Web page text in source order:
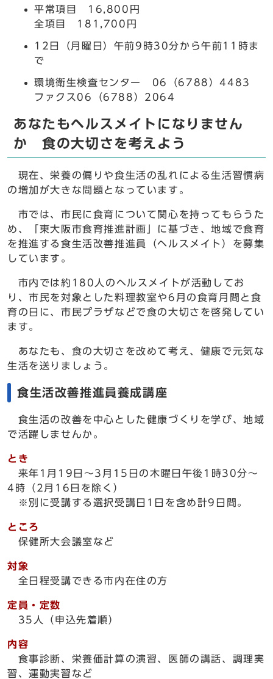
平常項目 16,800円
全項目 181,700円
12日（月曜日）午前9時30分から午前11時ま
で
環境衛生検査センター 06（6788）4483
ファクス06（6788）2064
あなたもヘルスメイトになりません
か 食の大切さを考えよう
現在、栄養の偏りや食生活の乱れによる生活習慣病
の増加が大きな問題となっています。
市では、市民に食育について関心を持ってもらうた
め、「東大阪市食育推進計画」に基づき、地域で食育
を推進する食生活改善推進員（ヘルスメイト）を募集
しています。
市内では約180人のヘルスメイトが活動してお
り、市民を対象とした料理教室や6月の食育月間と食
育の日に、市民プラザなどで食の大切さを啓発してい
ます。
あなたも、食の大切さを改めて考え、健康で元気な
生活を送りましょう。
食生活改善推進員養成講座
食生活の改善を中心とした健康づくりを学び、地域
で活躍しませんか。
とき
来年1月19日～3月15日の木曜日午後1時30分～
4時（2月16日を除く）
※別に受講する選択受講日1日を含め計9日間。
ところ
保健所大会議室など
対象
全日程受講できる市内在住の方
定員・定数
35人（申込先着順）
内容
食事診断、栄養価計算の演習、医師の講話、調理実
習、運動実習など